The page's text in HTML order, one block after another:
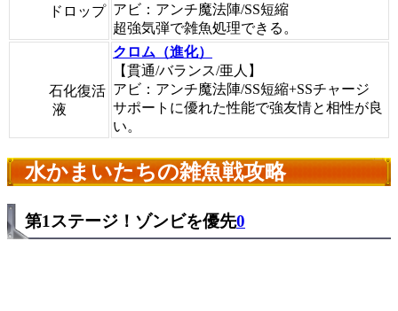
ドロップ アビ：アンチ魔法陣/SS短縮
超強気弾で雑魚処理できる。
石化復活
液
クロム（進化）
【貫通/バランス/亜人】
アビ：アンチ魔法陣/SS短縮+SSチャージ
サポートに優れた性能で強友情と相性が良
い。
水かまいたちの雑魚戦攻略
第1ステージ！ゾンビを優先0